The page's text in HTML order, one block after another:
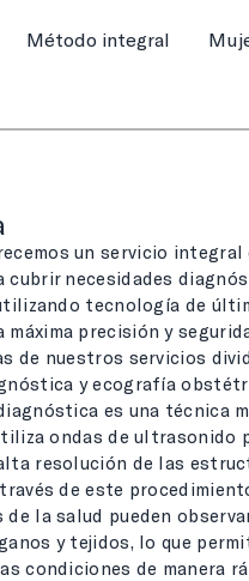
Método integral
un servicio
cubrir necesidades
tecnología de
máxima precisión y
de nuestros servicios
y ecografía
es una técnica
ondas de ultrasonido
resolución de las
de este
la salud pueden
y tejidos, lo que
condiciones de manera